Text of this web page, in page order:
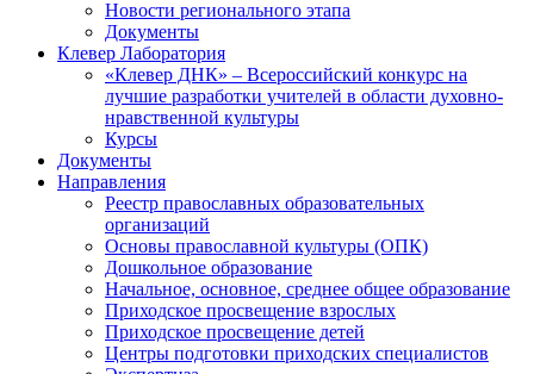
Новости регионального этапа
Документы
Клевер Лаборатория
«Клевер ДНК» – Всероссийский конкурс на
лучшие разработки учителей в области духовно-
нравственной культуры
Курсы
Документы
Направления
Реестр православных образовательных
организаций
Основы православной культуры (ОПК)
Дошкольное образование
Начальное, основное, среднее общее образование
Приходское просвещение взрослых
Приходское просвещение детей
Центры подготовки приходских специалистов